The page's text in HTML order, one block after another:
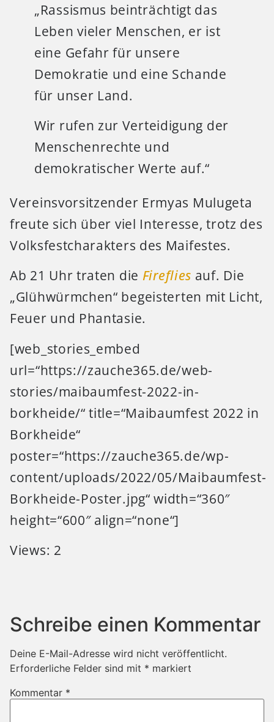
„Rassismus beinträchtigt das
Leben vieler Menschen, er ist
eine Gefahr für unsere
Demokratie und eine Schande
für unser Land.
Wir rufen zur Verteidigung der
Menschenrechte und
demokratischer Werte auf.“
Vereinsvorsitzender Ermyas Mulugeta
freute sich über viel Interesse, trotz des
Volksfestcharakters des Maifestes.
Ab 21 Uhr traten die Fireflies auf. Die
„Glühwürmchen“ begeisterten mit Licht,
Feuer und Phantasie.
[web_stories_embed
url=“https://zauche365.de/web-
stories/maibaumfest-2022-in-
borkheide/“ title=“Maibaumfest 2022 in
Borkheide“
poster=“https://zauche365.de/wp-
content/uploads/2022/05/Maibaumfest-
Borkheide-Poster.jpg“ width=“360″
height=“600″ align=“none“]
Views: 2
Schreibe einen Kommentar
Deine E-Mail-Adresse wird nicht veröffentlicht.
Erforderliche Felder sind mit * markiert
Kommentar *